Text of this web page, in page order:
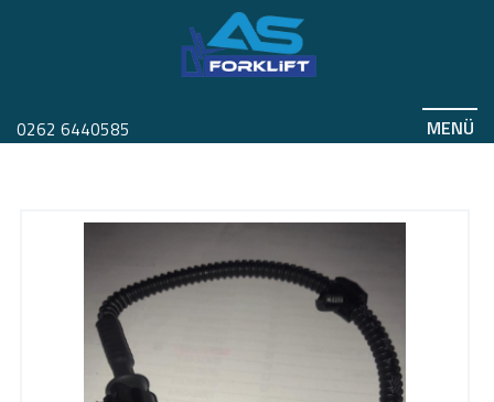
0262 6440585 MENÜ
BT KABİN SENSÖRÜ
Anasayfa
Ürünler